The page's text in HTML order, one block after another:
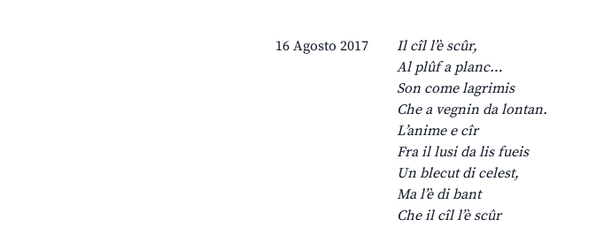
16 Agosto 2017
Il cîl l’è scûr,
Al plûf a planc…
Son come lagrimis
Che a vegnin da lontan.
L’anime e cîr
Fra il lusi da lis fueis
Un blecut di celest,
Ma l’è di bant
Che il cîl l’è scûr